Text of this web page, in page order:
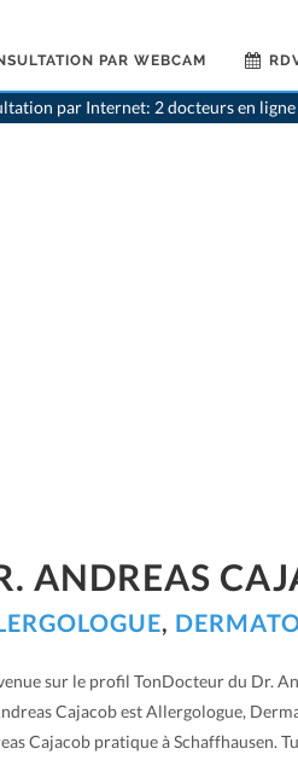
PAR WEBCAM
par Internet: 2 docteurs en
ANDREAS
,
sur le profil TonDocteur du Dr.
Cajacob est Allergologue,
Cajacob pratique à Schaffhausen.